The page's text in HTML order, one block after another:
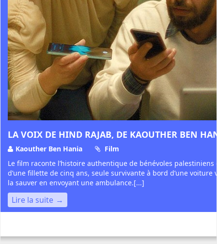
LA VOIX DE HIND RAJAB, DE KAOUTHER BEN
Kaouther Ben Hania
Film
Le film raconte l’histoire authentique de bénévoles
d’une fillette de cinq ans, seule survivante à bord d’une
la sauver en envoyant une ambulance.[...]
Lire la suite